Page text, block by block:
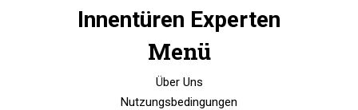
Innentüren Experten
Menü
Über Uns
Nutzungsbedingungen